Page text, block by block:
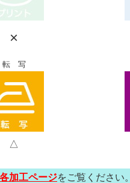
×
転 写
△
各加工ページをご覧ください。